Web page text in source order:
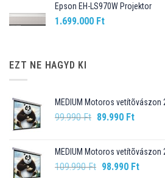
Epson EH-LS970W Projektor
1.699.000 Ft
EZT NE HAGYD KI
MEDIUM Motoros vetítõvászon
99.990Ft Original
99.990 Ft.
89.990 FtCurrent
89.990
MEDIUM Motoros vetítõvászon
109.990Ft Original
98.990 FtCurrent